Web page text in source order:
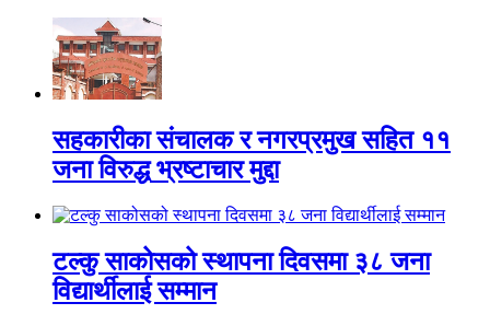
सहकारीका संचालक र नगरप्रमुख सहित ११
जना विरुद्ध भ्रष्टाचार मुद्दा
टल्कु साकोसको स्थापना दिवसमा ३८ जना
विद्यार्थीलाई सम्मान